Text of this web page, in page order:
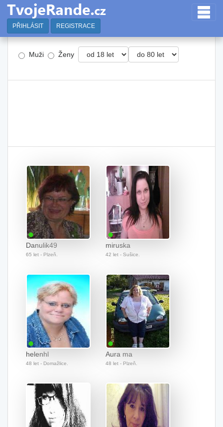
PŘIHLÁSIT REGISTRACE
Muži Ženy
Danulik49
65 let - Plzeň.
miruska
42 let - Sušice.
helenhl
48 let - Domažlice.
Aura ma
48 let - Plzeň.